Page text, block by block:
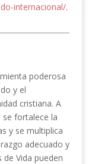
internacional/.
poderosa
y el
cristiana. A
fortalece la
y se multiplica
adecuado y
Vida pueden